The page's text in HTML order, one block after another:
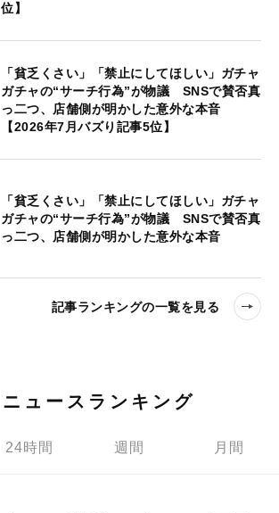
位】
「貧乏くさい」「禁止にしてほしい」ガチャ
ガチャの“サーチ行為”が物議 SNSで賛否真
っ二つ、店舗側が明かした意外な本音
【2026年7月バズり記事5位】
「貧乏くさい」「禁止にしてほしい」ガチャ
ガチャの“サーチ行為”が物議 SNSで賛否真
っ二つ、店舗側が明かした意外な本音
記事ランキングの一覧を見る
ニュースランキング
24時間 週間 月間